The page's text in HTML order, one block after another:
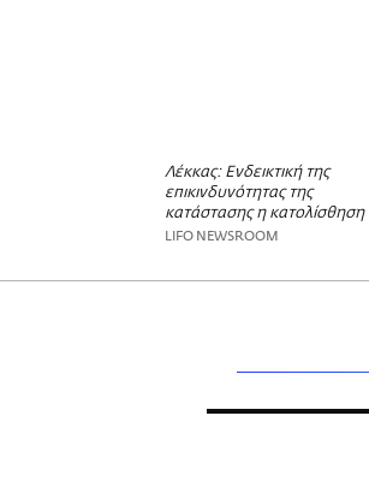
Λέκκας: Ενδεικτική της
επικινδυνότητας της
κατάστασης η κατολίσθηση
LIFO NEWSROOM